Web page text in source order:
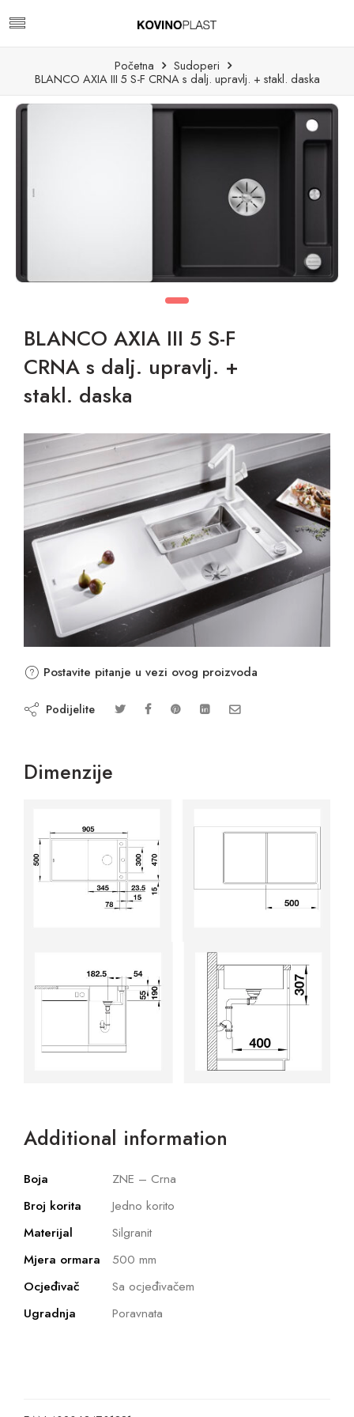
Početna
Sudoperi
BLANCO AXIA III 5 S-F CRNA s dalj. upravlj. + stakl. daska
BLANCO AXIA III 5 S-F
CRNA s dalj. upravlj. +
stakl. daska
Postavite pitanje u vezi ovog proizvoda
Podijelite
Dimenzije
Additional information
Boja
ZNE – Crna
Broj korita
Jedno korito
Materijal
Silgranit
Mjera ormara
500 mm
Ocjeđivač
Sa ocjeđivačem
Ugradnja
Poravnata